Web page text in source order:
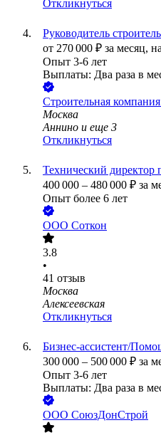
Откликнуться
Руководитель
от 270 000 ₽ за месяц,
Опыт 3-6 лет
Выплаты: Два раза в
Строительная
Москва
Аннино и еще 3
Откликнуться
Технический директор
400 000 – 480 000 ₽ за
Опыт более 6 лет
ООО Соткон
3.8
•
41 отзыв
Москва
Алексеевская
Откликнуться
Бизнес-ассистент/
300 000 – 500 000 ₽ за
Опыт 3-6 лет
Выплаты: Два раза в
ООО СоюзДонСтрой